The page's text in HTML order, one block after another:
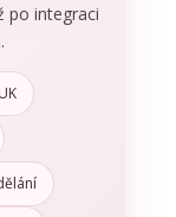
po integraci